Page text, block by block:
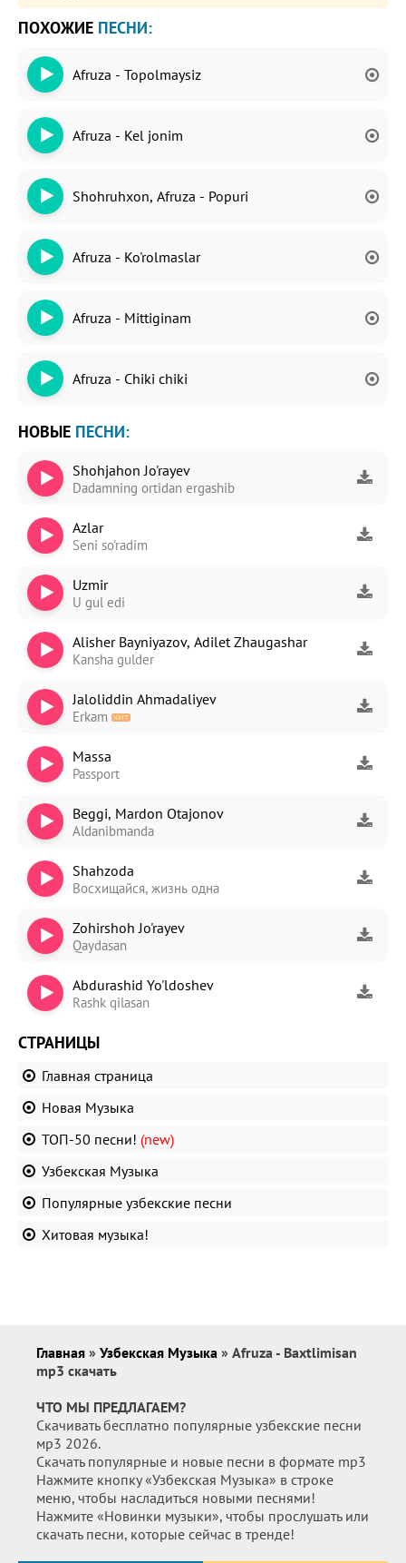
ПОХОЖИЕ ПЕСНИ:
Afruza - Topolmaysiz
Afruza - Kel jonim
Shohruhxon, Afruza - Popuri
Afruza - Ko'rolmaslar
Afruza - Mittiginam
Afruza - Chiki chiki
НОВЫЕ ПЕСНИ:
Shohjahon Jo'rayev
Dadamning ortidan ergashib
Azlar
Seni so'radim
Uzmir
U gul edi
Alisher Bayniyazov, Adilet Zhaugashar
Kansha gulder
Jaloliddin Ahmadaliyev
Erkam
Massa
Passport
Beggi, Mardon Otajonov
Aldanibmanda
Shahzoda
Восхищайся, жизнь одна
Zohirshoh Jo'rayev
Qaydasan
Abdurashid Yo'ldoshev
Rashk qilasan
СТРАНИЦЫ
Главная страница
Новая Музыка
ТОП-50 песни! (new)
Узбекская Музыка
Популярные узбекские песни
Хитовая музыка!
Главная » Узбекская Музыка » Afruza - Baxtlimisan
mp3 скачать
ЧТО МЫ ПРЕДЛАГАЕМ?
Скачивать бесплатно популярные узбекские песни
мр3 2026.
Скачать популярные и новые песни в формате mp3
Нажмите кнопку «Узбекская Музыка» в строке
меню, чтобы насладиться новыми песнями!
Нажмите «Новинки музыки», чтобы прослушать или
скачать песни, которые сейчас в тренде!